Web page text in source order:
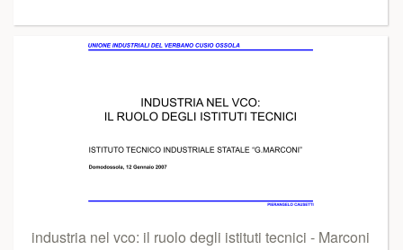
industria nel vco: il ruolo degli istituti tecnici - Marconi